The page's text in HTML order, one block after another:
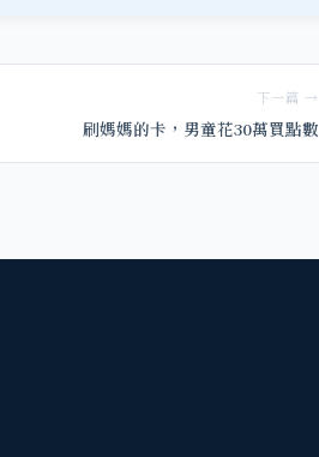
下一篇 →
刷媽媽的卡，男童花30萬買點數